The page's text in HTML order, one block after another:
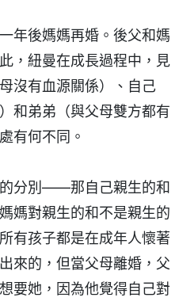
年後媽媽再婚。後父和媽
，紐曼在成長過程中，見
沒有血源關係）、自己
和弟弟（與父母雙方都有
有何不同。
分別——那自己親生的和
媽對親生的和不是親生的
有孩子都是在成年人懷著
來的，但當父母離婚，父
要她，因為他覺得自己對